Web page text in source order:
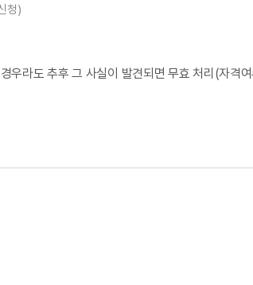
청)
우라도 추후 그 사실이 발견되면 무효 처리(자격